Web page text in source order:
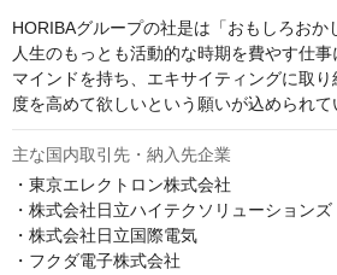
HORIBAグループの社是は「おもしろおか
人生のもっとも活動的な時期を費やす仕
マインドを持ち、エキサイティングに取
主な国内取引先・納入先企業
・東京エレクトロン株式会社
・株式会社日立ハイテクソリューションズ
・株式会社日立国際電気
・フクダ電子株式会社